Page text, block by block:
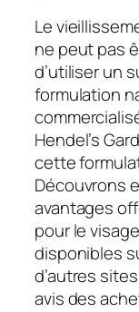
Le
ne peut pas
d’utiliser un
formulation
Hendel’s
cette
Découvrons
avantages
pour le
disponibles
d’autres
avis des